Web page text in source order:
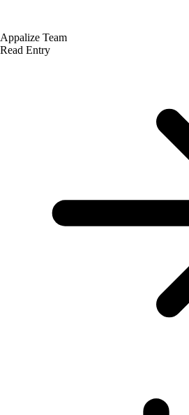
Appalize Team
Read Entry